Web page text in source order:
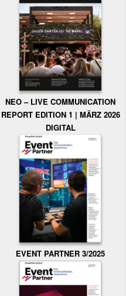
NEO – LIVE COMMUNICATION
REPORT EDITION 1 | MÄRZ 2026
DIGITAL
EVENT PARTNER 3/2025